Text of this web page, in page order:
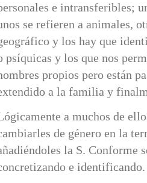
e intransferibles;
se refieren a animales,
y los hay que
psíquicas y los que nos
propios pero están
a la familia y
a muchos de
de género en la
la S. Conforme
e